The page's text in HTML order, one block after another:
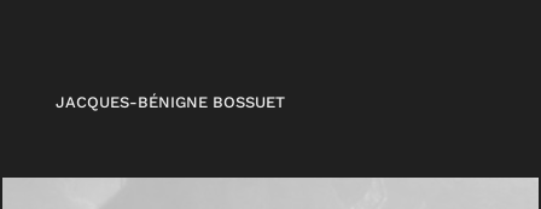
JACQUES-BÉNIGNE BOSSUET